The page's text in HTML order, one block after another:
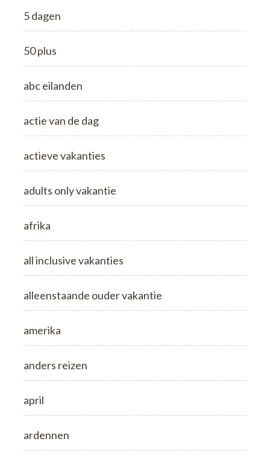
5 dagen
50 plus
abc eilanden
actie van de dag
actieve vakanties
adults only vakantie
afrika
all inclusive vakanties
alleenstaande ouder vakantie
amerika
anders reizen
april
ardennen